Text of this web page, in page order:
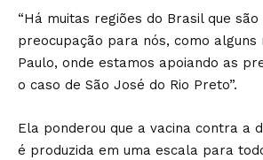
“Há muitas regiões do Brasil que
preocupação para nós, como alguns
Paulo, onde estamos apoiando as
o caso de São José do Rio Preto”.
Ela ponderou que a vacina contra a
é produzida em uma escala para